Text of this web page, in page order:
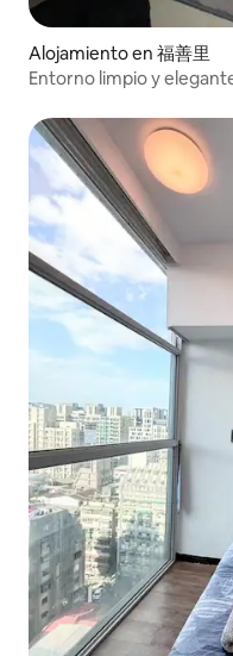
Alojamiento en 福善里
Entorno limpio y